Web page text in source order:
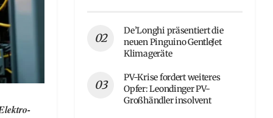
De’Longhi präsentiert die
neuen Pinguino GentleJet
Klimageräte
PV-Krise fordert weiteres
Opfer: Leondinger PV-
Großhändler insolvent